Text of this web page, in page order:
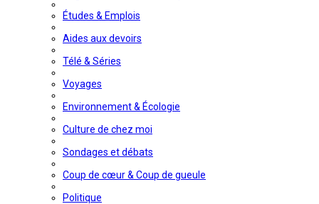
Études & Emplois
Aides aux devoirs
Télé & Séries
Voyages
Environnement & Écologie
Culture de chez moi
Sondages et débats
Coup de cœur & Coup de gueule
Politique